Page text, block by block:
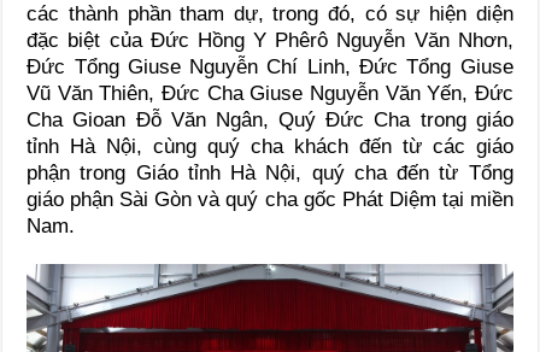
các thành phần tham dự, trong đó, có sự hiện diện
đặc biệt của Đức Hồng Y Phêrô Nguyễn Văn Nhơn,
Đức Tổng Giuse Nguyễn Chí Linh, Đức Tổng Giuse
Vũ Văn Thiên, Đức Cha Giuse Nguyễn Văn Yến, Đức
Cha Gioan Đỗ Văn Ngân, Quý Đức Cha trong giáo
tỉnh Hà Nội, cùng quý cha khách đến từ các giáo
phận trong Giáo tỉnh Hà Nội, quý cha đến từ Tổng
giáo phận Sài Gòn và quý cha gốc Phát Diệm tại miền
Nam.